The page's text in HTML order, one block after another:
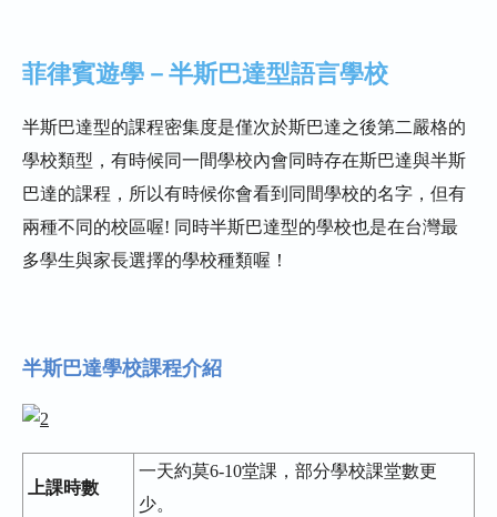
菲律賓遊學－半斯巴達型語言學校
半斯巴達型的課程密集度是僅次於斯巴達之後第二嚴格的
學校類型，有時候同一間學校內會同時存在斯巴達與半斯
巴達的課程，所以有時候你會看到同間學校的名字，但有
兩種不同的校區喔! 同時半斯巴達型的學校也是在台灣最
多學生與家長選擇的學校種類喔！
半斯巴達學校課程介紹
上課時數
一天約莫6-10堂課，部分學校課堂數更
少。